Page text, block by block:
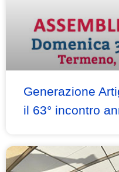
Generazione
il 63° incontro